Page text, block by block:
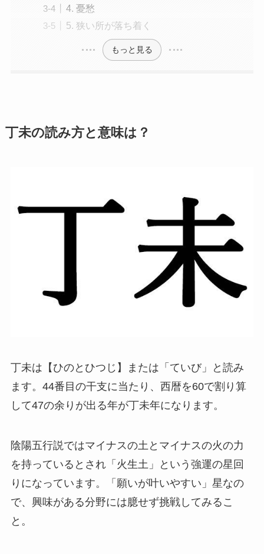
4. 憂愁
5. 狭い所が落ち着く
もっと見る
丁未の読み方と意味は？
丁未は【ひのとひつじ】または「ていび」と読み
ます。44番目の干支に当たり、西暦を60で割り算
して47の余りが出る年が丁未年になります。
陰陽五行説ではマイナスの土とマイナスの火の力
を持っているとされ「火生土」という強運の星回
りになっています。「願いが叶いやすい」星なの
で、興味がある分野には臆せず挑戦してみるこ
と。